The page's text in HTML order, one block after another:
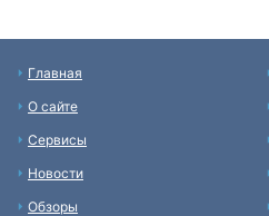
Главная
О сайте
Сервисы
Новости
Обзоры